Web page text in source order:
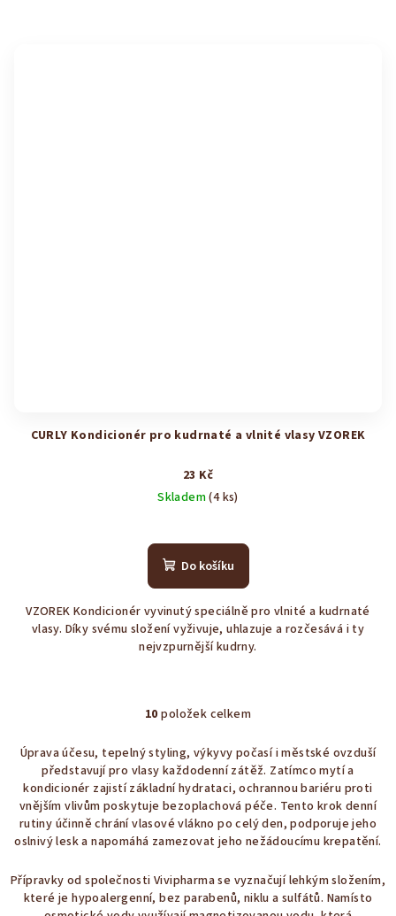
CURLY Kondicionér pro kudrnaté a vlnité vlasy VZOREK
23 Kč
Skladem(4 ks)
hodnocení
produktu
z
5
hvězdiček.
Do košíku
VZOREK Kondicionér vyvinutý speciálně pro vlnité a kudrnaté
vlasy. Díky svému složení vyživuje, uhlazuje a rozčesává i ty
nejvzpurnější kudrny.
O
v
l
á
d
a
c
p
r
10 položek celkem
Úprava účesu, tepelný styling, výkyvy počasí i městské ovzduší
představují pro vlasy každodenní zátěž. Zatímco mytí a
kondicionér zajistí základní hydrataci, ochrannou bariéru proti
vnějším vlivům poskytuje bezoplachová péče. Tento krok denní
rutiny účinně chrání vlasové vlákno po celý den, podporuje jeho
oslnivý lesk a napomáhá zamezovat jeho nežádoucímu krepatění.
Přípravky od společnosti Vivipharma se vyznačují lehkým složením,
které je hypoalergenní, bez parabenů, niklu a sulfátů. Namísto